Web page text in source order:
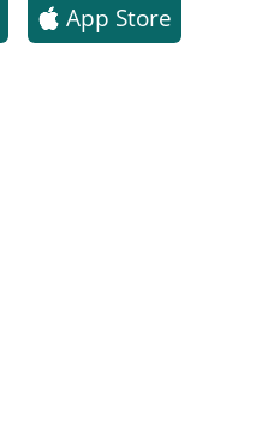
App Store